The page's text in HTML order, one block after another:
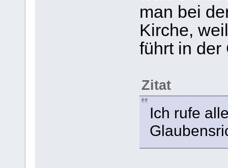
man bei
Kirche,
führt in der
Zitat
Ich rufe